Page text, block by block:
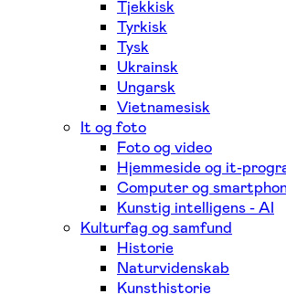
Tjekkisk
Tyrkisk
Tysk
Ukrainsk
Ungarsk
Vietnamesisk
It og foto
Foto og video
Hjemmeside og it-
Computer og
Kunstig intelligens - AI
Kulturfag og samfund
Historie
Naturvidenskab
Kunsthistorie